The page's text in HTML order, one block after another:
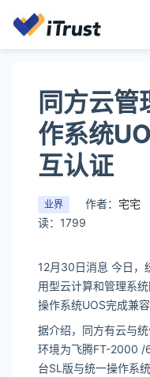
同方云管
作系统
互认证
业界 作者： 宅宅
读：1799
12月30日消息 今日，
用型云计算和管理系
操作系统UOS完成兼容
据介绍，同方有云与
环境为飞腾FT-2000 /
台SL版与统一操作系